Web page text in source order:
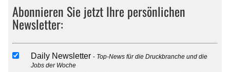
Abonnieren Sie jetzt Ihre persönlichen
Newsletter:
Daily Newsletter
Top-News für die Druckbranche und die
Jobs der Woche